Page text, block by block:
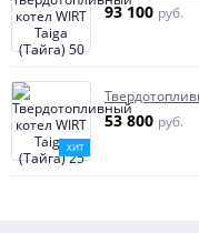
93 100 руб.
ХИТ
53 800 руб.